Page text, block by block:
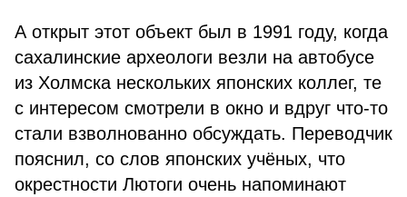
А открыт этот объект был в 1991 году, когда
сахалинские археоло­ги везли на автобусе
из Холмска нескольких японских коллег, те
с интересом смотрели в окно и вдруг что-то
стали взволнованно обсуж­дать. Переводчик
пояснил, со слов японских учёных, что
окрестности Лютоги очень напоминают